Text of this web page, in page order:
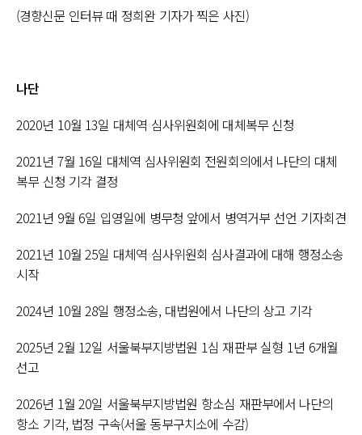
(경향신문 인터뷰 때 정희완 기자가 찍은 사진)
나단
2020년 10월 13일 대체역 심사위원회에 대체복무 신청
2021년 7월 16일 대체역 심사위원회 전원회의에서 나단의 대체
복무 신청 기각 결정
2021년 9월 6일 입영일에 병무청 앞에서 병역거부 선언 기자회견
2021년 10월 25일 대체역 심사위원회 심사결과에 대해 행정소송
시작
2024년 10월 28일 행정소송, 대법원에서 나단의 상고 기각
2025년 2월 12일 서울북부지방법원 1심 재판부 실형 1년 6개월
선고
2026년 1월 20일 서울북부지방법원 항소심 재판부에서 나단의
항소 기각, 법정 구속(서울 동부구치소에 수감)